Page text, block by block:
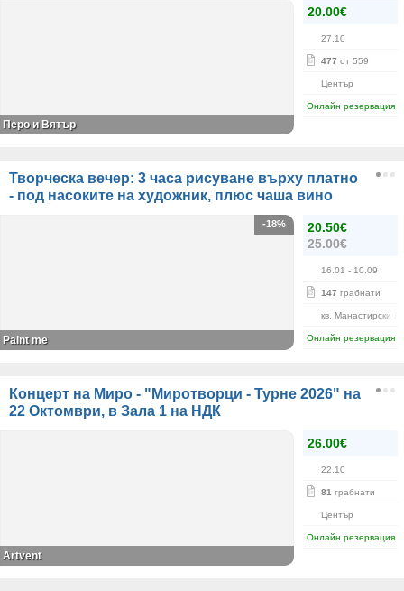
20.00€
27.10
477 от 559
Център
Онлайн резервация
Перо и Вятър
Творческа вечер: 3 часа рисуване върху платно
- под насоките на художник, плюс чаша вино
20.50€
25.00€
16.01 - 10.09
147 грабнати
кв. Манастирски
Онлайн резервация
-18%
Paint me
Концерт на Миро - "Миротворци - Турне 2026" на
22 Октомври, в Зала 1 на НДК
26.00€
22.10
81 грабнати
Център
Онлайн резервация
Artvent